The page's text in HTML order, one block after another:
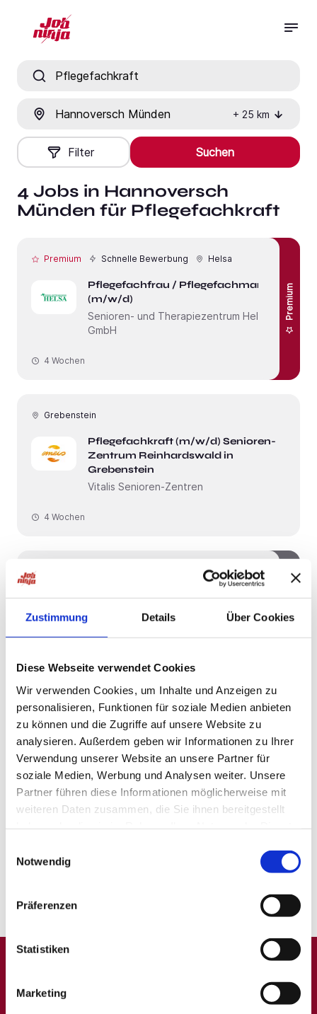
Zustimmung Details Über Cookies
Diese Webseite verwendet Cookies
Wir verwenden Cookies, um Inhalte und Anzeigen zu
personalisieren, Funktionen für soziale Medien anbieten
zu können und die Zugriffe auf unsere Website zu
analysieren. Außerdem geben wir Informationen zu Ihrer
Verwendung unserer Website an unsere Partner für
soziale Medien, Werbung und Analysen weiter. Unsere
Partner führen diese Informationen möglicherweise mit
weiteren Daten zusammen, die Sie ihnen bereitgestellt
Notwendig
Präferenzen
Statistiken
Marketing
+ 25 km
Filter Suchen
4 Jobs in Hannoversch
Münden für Pflegefachkraft
Premium Schnelle Bewerbung Helsa
Pflegefachfrau / Pflegefachmann
(m/w/d)
Senioren- und Therapiezentrum Helsa
GmbH
Premium
4 Wochen
Grebenstein
Pflegefachkraft (m/w/d) Senioren-
Zentrum Reinhardswald in
Grebenstein
Vitalis Senioren-Zentren
4 Wochen
Pflegefachkraft (m/w/d) in Teilzeit
(25-30 Stunden/Woche) – Wir
bis 4400 / Monat
4 Wochen
Witzenhausen Homeoffice
Pflegefachkraft (m/w/d) - Bei uns
DRK Ambulante Pflege Witzenhausen
bis 4550 / Monat
4 Wochen
P Q